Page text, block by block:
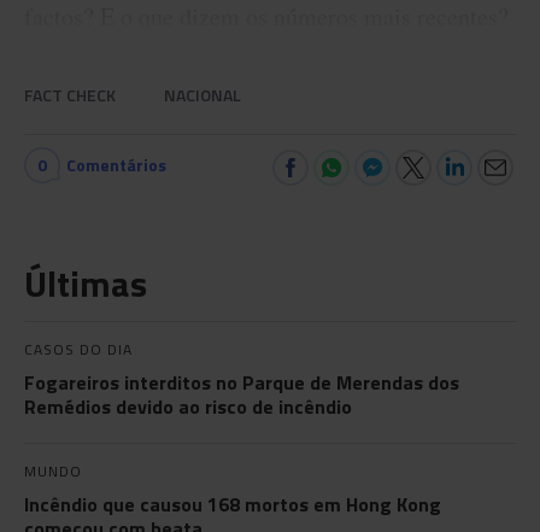
FACT CHECK NACIONAL
0 Comentários
Últimas
CASOS DO DIA
Fogareiros interditos no Parque de Merendas dos
Remédios devido ao risco de incêndio
MUNDO
Incêndio que causou 168 mortos em Hong Kong